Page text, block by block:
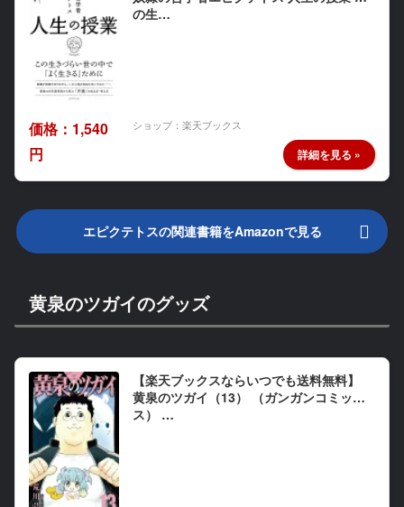
の生…
価格：1,540
円
ショップ：楽天ブックス
エピクテトスの関連書籍をAmazonで見る
黄泉のツガイのグッズ
【楽天ブックスならいつでも送料無料】
黄泉のツガイ（13） （ガンガンコミック
ス） …